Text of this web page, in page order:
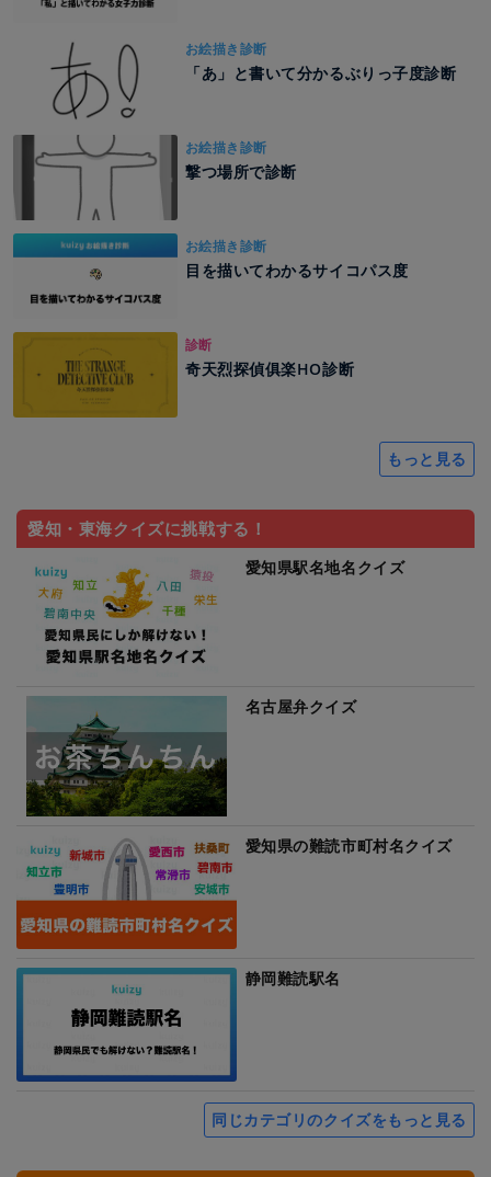
お絵描き診断
「あ」と書いて分かるぶりっ子度診断
お絵描き診断
撃つ場所で診断
お絵描き診断
目を描いてわかるサイコパス度
診断
奇天烈探偵俱楽HO診断
もっと見る
愛知・東海クイズに挑戦する！
愛知県駅名地名クイズ
名古屋弁クイズ
愛知県の難読市町村名クイズ
静岡難読駅名
同じカテゴリのクイズをもっと見る